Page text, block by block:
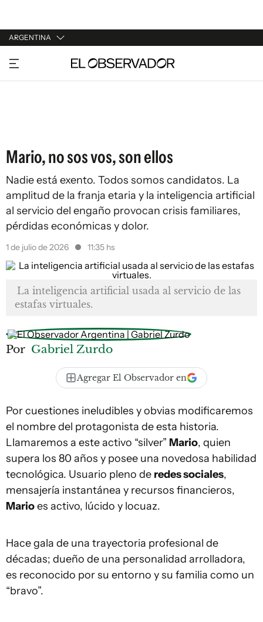
ARGENTINA
URUGUAY
ARGENTINA
Mario, no sos vos, son ellos
Nadie está exento. Todos somos candidatos. La
amplitud de la franja etaria y la inteligencia artificial
al servicio del engaño provocan crisis familiares,
pérdidas económicas y dolor.
1 de julio de 2026 11:35 hs
La inteligencia artificial usada al servicio de las
estafas virtuales.
Por Gabriel Zurdo
Agregar El Observador en
Por cuestiones ineludibles y obvias modificaremos
el nombre del protagonista de esta historia.
Llamaremos a este activo “silver” Mario, quien
supera los 80 años y posee una novedosa habilidad
tecnológica. Usuario pleno de redes sociales,
mensajería instantánea y recursos financieros,
Marioes activo, lúcido y locuaz.
Hace gala de una trayectoria profesional de
décadas; dueño de una personalidad arrolladora,
es reconocido por su entorno y su familia como un
“bravo”.